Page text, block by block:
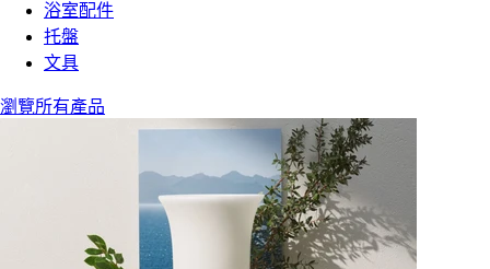
浴室配件
托盤
文具
瀏覽所有產品